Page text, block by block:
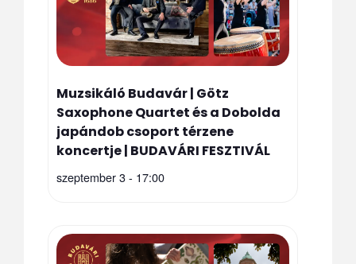
Muzsikáló Budavár | Götz
Saxophone Quartet és a Dobolda
japándob csoport térzene
koncertje | BUDAVÁRI FESZTIVÁL
szeptember 3 - 17:00